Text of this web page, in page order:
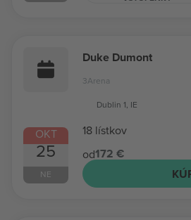
OKT
25
NE
Duke Dumont
3Arena
Dublin 1, IE
18 lístkov
od172 €